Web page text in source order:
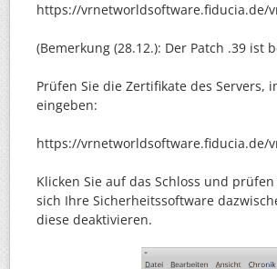
https://vrnetworldsoftware.fiducia.de/
(Bemerkung (28.12.): Der Patch .39
Prüfen Sie die Zertifikate des Servers,
eingeben:
https://vrnetworldsoftware.fiducia.de/
Klicken Sie auf das Schloss und
sich Ihre Sicherheitssoftware
diese deaktivieren.